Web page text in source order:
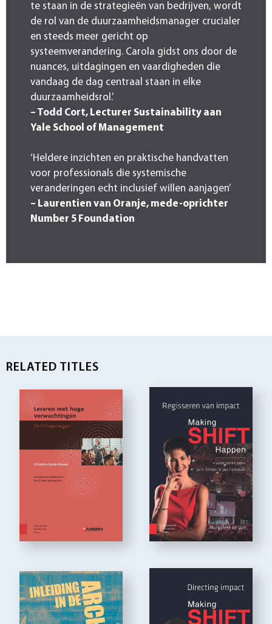
te staan in de strategieën van bedrijven, wordt
de rol van de duurzaamheidsmanager crucialer
en steeds meer gericht op
systeemverandering. Carola gidst ons door de
nuances, uitdagingen en vaardigheden die
vandaag de dag centraal staan in elke
duurzaamheidsrol.’
– Todd Cort, Lecturer Sustainability aan
Yale School of Management
‘Heldere inzichten en praktische handvatten
voor professionals die systemische
veranderingen echt inclusief willen aanjagen’
– Laurentien van Oranje, mede-oprichter
Number 5 Foundation
RELATED TITLES